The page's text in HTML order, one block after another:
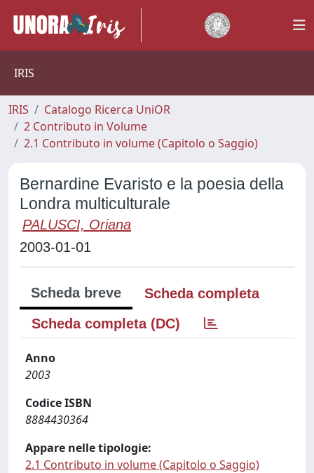
IRIS
IRIS
Catalogo Ricerca UniOR
2 Contributo in Volume
2.1 Contributo in volume (Capitolo o Saggio)
Bernardine Evaristo e la poesia della
Londra multiculturale
PALUSCI, Oriana
2003-01-01
Scheda breve
Scheda completa
Scheda completa (DC)
Anno
2003
Codice ISBN
8884430364
Appare nelle tipologie:
2.1 Contributo in volume (Capitolo o Saggio)